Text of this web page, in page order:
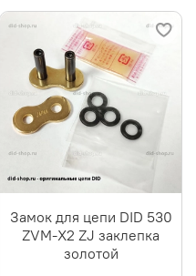
Замок для цепи DID 530
ZVM-X2 ZJ заклепка
золотой